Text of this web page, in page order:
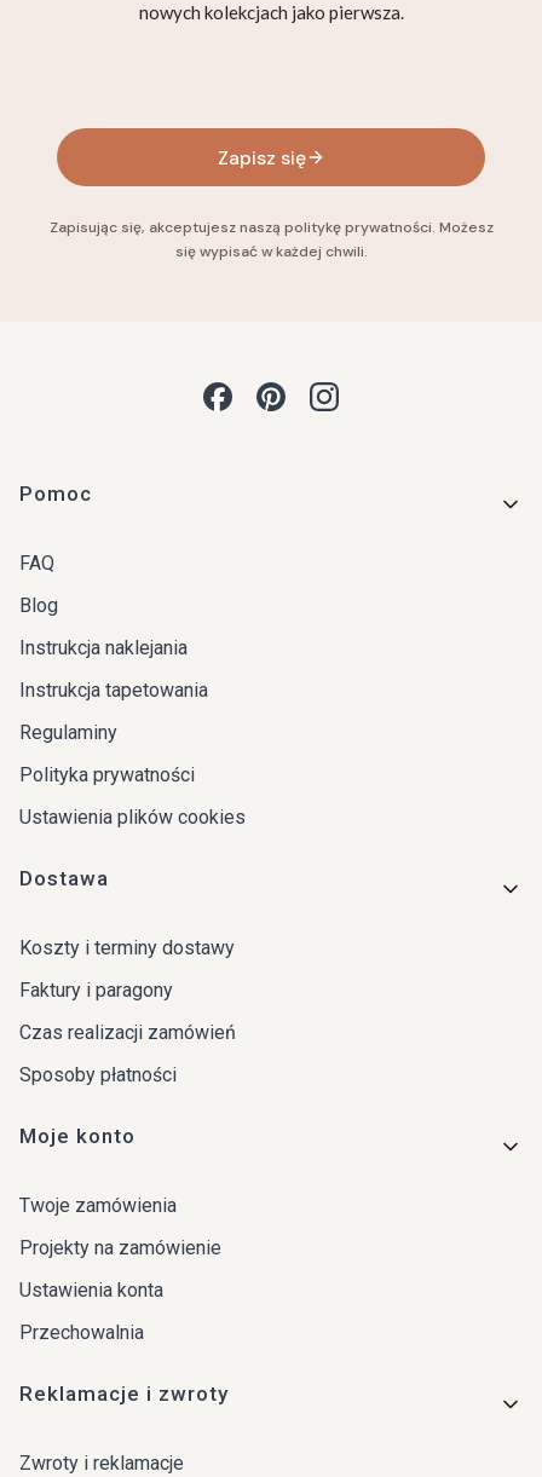
nowych kolekcjach jako pierwsza.
Zapisz się
Zapisując się, akceptujesz naszą politykę prywatności. Możesz
się wypisać w każdej chwili.
Linki w stopce
Pomoc
FAQ
Blog
Instrukcja naklejania
Instrukcja tapetowania
Regulaminy
Polityka prywatności
Ustawienia plików cookies
Dostawa
Koszty i terminy dostawy
Faktury i paragony
Czas realizacji zamówień
Sposoby płatności
Moje konto
Twoje zamówienia
Projekty na zamówienie
Ustawienia konta
Przechowalnia
Reklamacje i zwroty
Zwroty i reklamacje